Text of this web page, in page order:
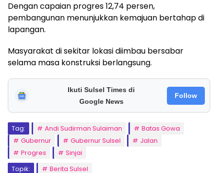
Dengan capaian progres 12,74 persen,
pembangunan menunjukkan kemajuan bertahap di
lapangan.
Masyarakat di sekitar lokasi diimbau bersabar
selama masa konstruksi berlangsung.
Ikuti Sulsel Times di
Google News
Follow
Tag: Andi Sudirman Sulaiman
Batas Gowa
Gubernur
Gubernur Sulsel
Jalan
Progres
Sinjai
Topik:
Berita Sulsel